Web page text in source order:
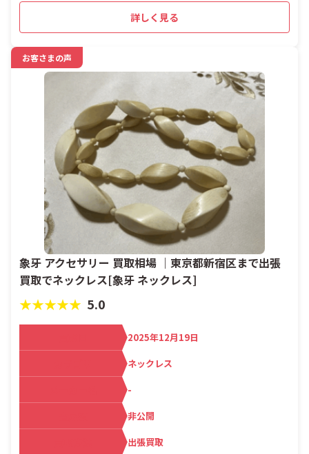
詳しく見る
お客さまの声
象牙 アクセサリー 買取相場 ｜東京都新宿区まで出張
買取でネックレス[象牙 ネックレス]
★★★★★ 5.0
2025年12月19日
ネックレス
-
非公開
出張買取